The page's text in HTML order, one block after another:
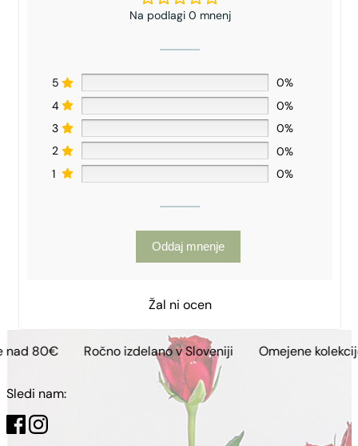
Na podlagi 0 mnenj
5
0%
4
0%
3
0%
2
0%
1
0%
Oddaj mnenje
Žal ni ocen
Ročno izdelano v Sloveniji Omejene kolekcije
Sledi nam: